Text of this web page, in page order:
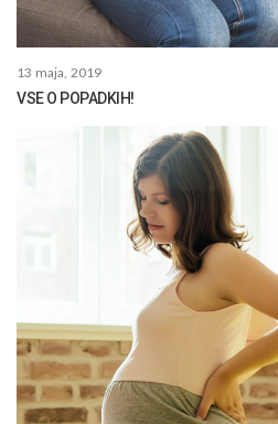
13 maja, 2019
VSE O POPADKIH!